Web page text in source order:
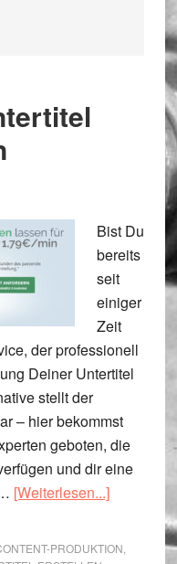
Bist Du
bereits
seit
einiger
Zeit
der professionell
Deiner Untertitel
stellt der
– hier bekommst
geboten, die
und dir eine
[Weiterlesen...]
Untertitel
PRODUKTION